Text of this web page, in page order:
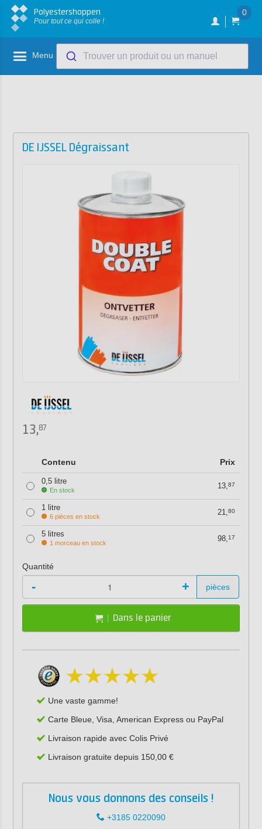
Polyestershoppen
Pour tout ce qui colle !
0
Menu Trouver un produit ou un manuel
DE IJSSEL Dégraissant
13,87
Contenu Prix
0,5 litre
En stock 13,87
1 litre
6 pièces en stock 21,80
5 litres
1 morceau en stock 98,17
Quantité
- + pièces
Dans le panier
Une vaste gamme!
Carte Bleue, Visa, American Express ou PayPal
Livraison rapide avec Colis Privé
Livraison gratuite depuis 150,00 €
Nous vous donnons des conseils !
+3185 0220090